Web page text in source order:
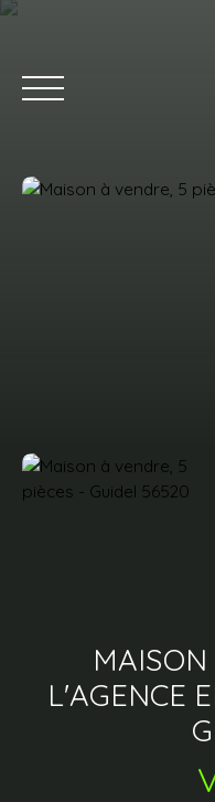
Estimation
L'AGENCE